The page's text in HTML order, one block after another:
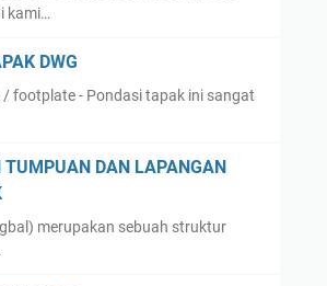
kami…
DWG
footplate - Pondasi tapak ini sangat
TUMPUAN DAN LAPANGAN
merupakan sebuah struktur